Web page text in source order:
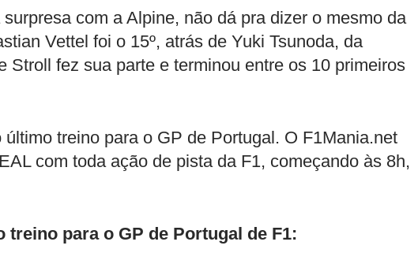
com a Alpine, não dá pra dizer o mesmo da
Vettel foi o 15º, atrás de Yuki Tsunoda, da
Stroll fez sua parte e terminou entre os 10 primeiros
treino para o GP de Portugal. O F1Mania.net
com toda ação de pista da F1, começando às 8h,
para o GP de Portugal de F1: